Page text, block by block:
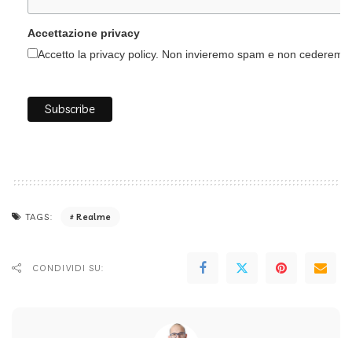
Accettazione privacy
Accetto la privacy policy. Non invieremo spam e non
TAGS: Realme
CONDIVIDI SU: